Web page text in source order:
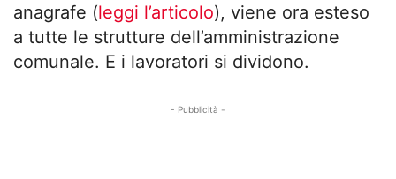
anagrafe (leggi l’articolo), viene ora esteso
a tutte le strutture dell’amministrazione
comunale. E i lavoratori si dividono.
- Pubblicità -